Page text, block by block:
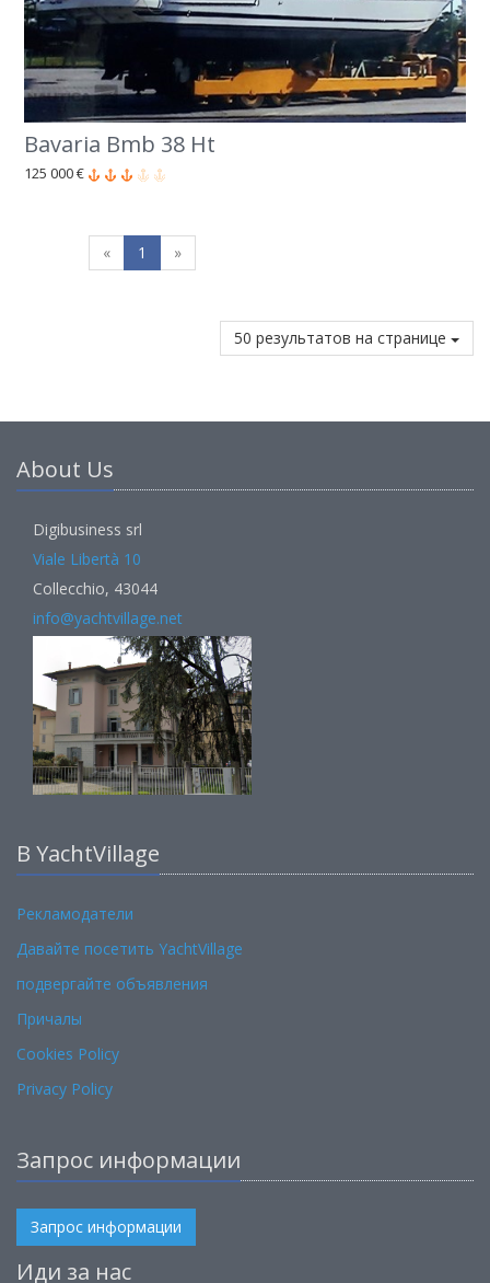
Bavaria Bmb 38 Ht
125 000 €
« 1 »
50 результатов на странице
About Us
Digibusiness srl
Viale Libertà 10
Collecchio, 43044
info@yachtvillage.net
В YachtVillage
Рекламодатели
Давайте посетить YachtVillage
подвергайте объявления
Причалы
Cookies Policy
Privacy Policy
Запрос информации
Запрос информации
Иди за нас